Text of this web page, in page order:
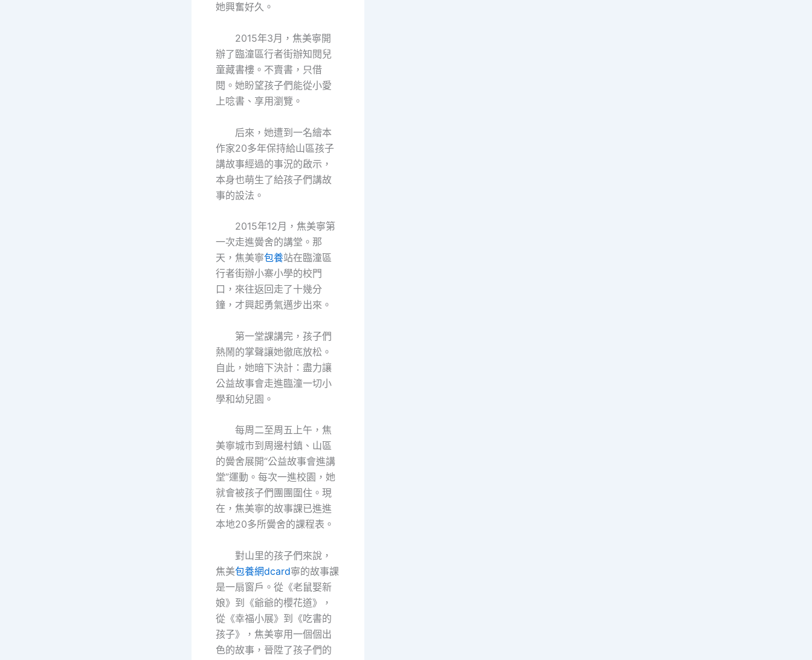
她興奮好久。
2015年3月，焦美寧開
辦了臨潼區行者街辦知閱兒
童藏書樓。不賣書，只借
閱。她盼望孩子們能從小愛
上唸書、享用瀏覽。
后來，她遭到一名繪本
作家20多年保持給山區孩子
講故事經過的事況的啟示，
本身也萌生了給孩子們講故
事的設法。
2015年12月，焦美寧第
一次走進黌舍的講堂。那
天，焦美寧包養站在臨潼區
行者街辦小寨小學的校門
口，來往返回走了十幾分
鐘，才興起勇氣邁步出來。
第一堂課講完，孩子們
熱鬧的掌聲讓她徹底放松。
自此，她暗下決計：盡力讓
公益故事會走進臨潼一切小
學和幼兒園。
每周二至周五上午，焦
美寧城市到周邊村鎮、山區
的黌舍展開“公益故事會進講
堂”運動。每次一進校園，她
就會被孩子們團團圍住。現
在，焦美寧的故事課已進進
本地20多所黌舍的課程表。
對山里的孩子們來說，
焦美包養網dcard寧的故事課
是一扇窗戶。從《老鼠娶新
娘》到《爺爺的櫻花道》，
從《幸福小展》到《吃書的
孩子》，焦美寧用一個個出
色的故事，晉陞了孩子們的